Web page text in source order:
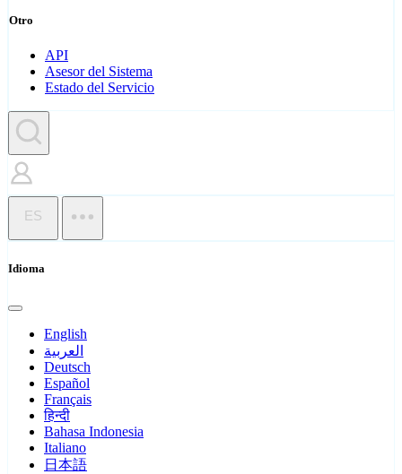
Otro
API
Asesor del Sistema
Estado del Servicio
ES
Idioma
English
العربية
Deutsch
Español
Français
हिन्दी
Bahasa Indonesia
Italiano
日本語